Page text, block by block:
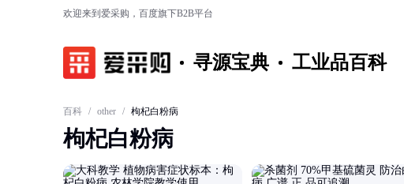
欢迎来到爱采购，百度旗下B2B平台
寻源宝典 工业品百科
百科 / other / 枸杞白粉病
枸杞白粉病